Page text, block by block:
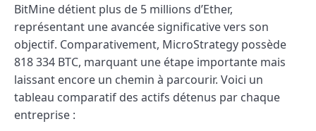
BitMine détient plus de 5 millions d’Ether,
représentant une avancée significative vers son
objectif. Comparativement, MicroStrategy possède
818 334 BTC, marquant une étape importante mais
laissant encore un chemin à parcourir. Voici un
tableau comparatif des actifs détenus par chaque
entreprise :